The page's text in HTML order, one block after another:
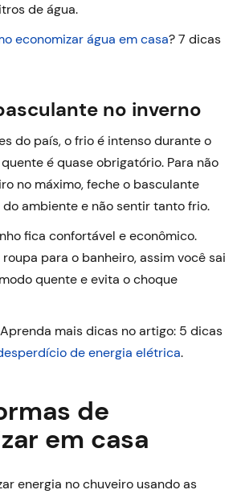
de água.
economizar água em casa? 7 dicas
no inverno
do país, o frio é intenso durante o
é quase obrigatório. Para não
no máximo, feche o basculante
ambiente e não sentir tanto frio.
fica confortável e econômico.
para o banheiro, assim você sai
quente e evita o choque
mais dicas no artigo: 5 dicas
de energia elétrica.
de
em casa
energia no chuveiro usando as